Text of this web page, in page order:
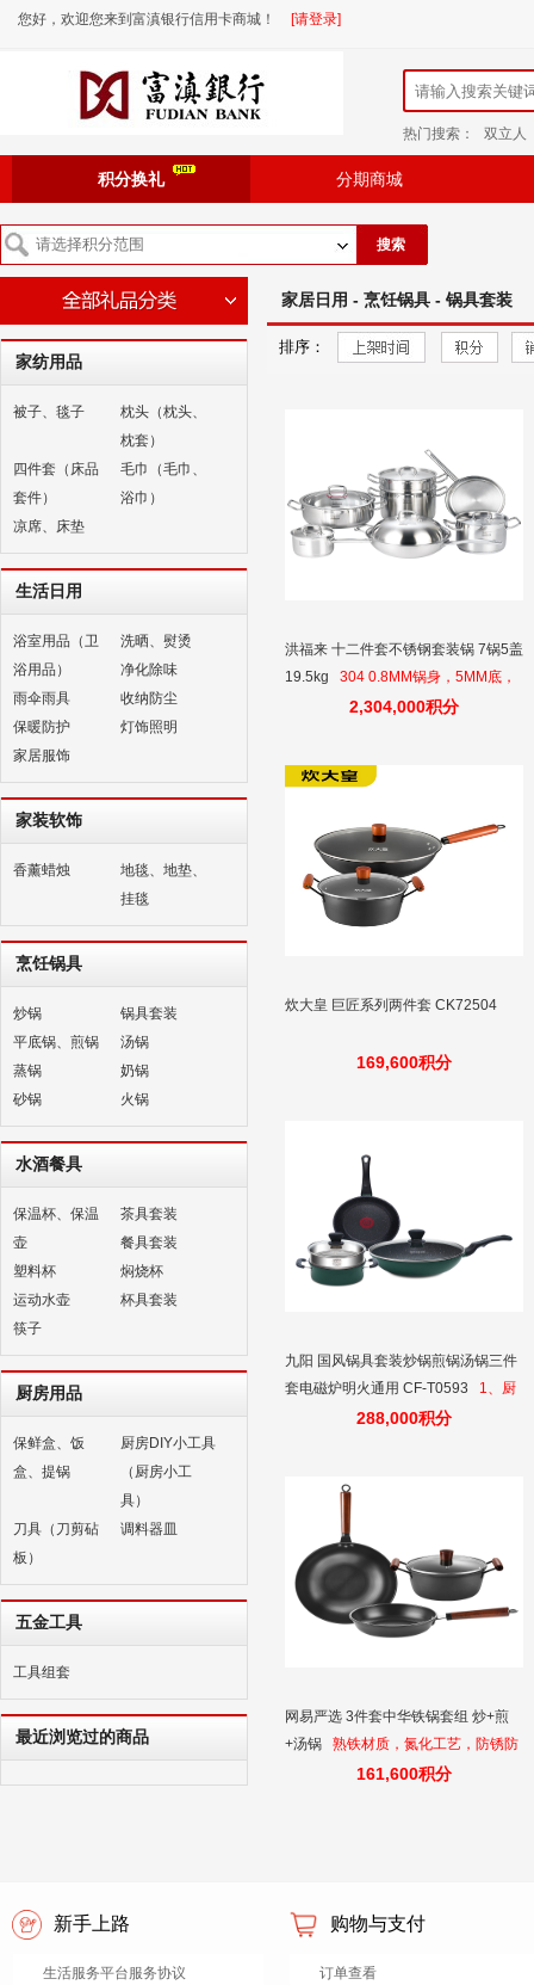
您好，欢迎您来到富滇银行信用卡商城！ [请登录]
热门搜索： 双立人
积分换礼 分期商城
搜索
家纺用品
被子、毯子
枕头（枕头、
枕套）
四件套（床品
套件）
毛巾（毛巾、
浴巾）
凉席、床垫
生活日用
浴室用品（卫
浴用品）
洗晒、熨烫
净化除味
雨伞雨具
收纳防尘
保暖防护
灯饰照明
家居服饰
家装软饰
香薰蜡烛
地毯、地垫、
挂毯
烹饪锅具
炒锅
锅具套装
平底锅、煎锅
汤锅
蒸锅
奶锅
砂锅
火锅
水酒餐具
保温杯、保温
壶
茶具套装
餐具套装
塑料杯
焖烧杯
运动水壶
杯具套装
筷子
厨房用品
保鲜盒、饭
盒、提锅
厨房DIY小工具
（厨房小工
具）
刀具（刀剪砧
板）
调料器皿
五金工具
工具组套
最近浏览过的商品
家居日用 - 烹饪锅具 - 锅具套装
排序：
洪福来 十二件套不锈钢套装锅 7锅5盖
19.5kg
304 0.8MM锅身，5MM底，
1MM钢盖，30锅配5mm玻璃盖，电磁
2,304,000积分
炊大皇 巨匠系列两件套 CK72504
169,600积分
九阳 国风锅具套装炒锅煎锅汤锅三件
套电磁炉明火通用 CF-T0593
1、厨
房锅具三件套：炒锅+煎锅+汤锅 2、
体，耐掂不溢锅； 5、梅花枝手柄，
美观易握； 6、磁炉通用，一锅多
能。
288,000积分
网易严选 3件套中华铁锅套组 炒+煎
+汤锅
熟铁材质，氮化工艺，防锈防
161,600积分
新手上路
生活服务平台服务协议
购物与支付
订单查看